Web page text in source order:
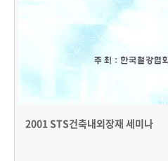
2001 STS건축내외장재 세미나